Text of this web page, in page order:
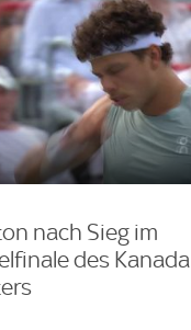
nach Sieg im
des Kanada